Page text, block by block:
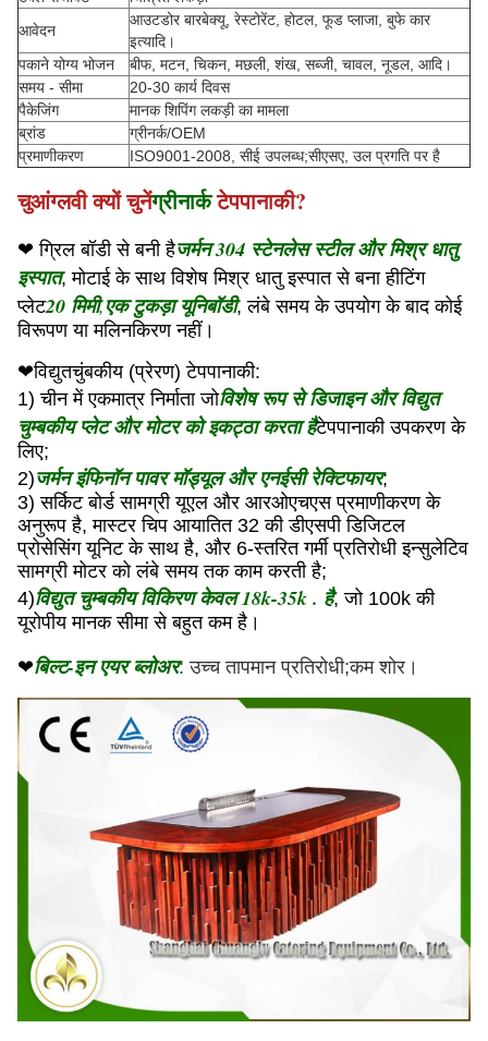
आवेदन
आउटडोर बारबेक्यू, रेस्टोरेंट, होटल, फूड प्लाजा, बुफे कार
इत्यादि।
पकाने योग्य भोजन
बीफ, मटन, चिकन, मछली, शंख, सब्जी, चावल, नूडल, आदि।
समय - सीमा
20-30 कार्य दिवस
पैकेजिंग
मानक शिपिंग लकड़ी का मामला
ब्रांड
ग्रीनर्क/OEM
प्रमाणीकरण
ISO9001-2008, सीई उपलब्ध;सीएसए, उल प्रगति पर है
चुआंग्लवी क्यों चुनेंग्रीनार्कटेपपानाकी?
❤ ग्रिल बॉडी से बनी हैजर्मन 304 स्टेनलेस स्टील और मिश्र धातु
इस्पात, मोटाई के साथ विशेष मिश्र धातु इस्पात से बना हीटिंग
प्लेट20 मिमी,एक टुकड़ा यूनिबॉडी, लंबे समय के उपयोग के बाद कोई
विरूपण या मलिनकिरण नहीं।
❤विद्युतचुंबकीय (प्रेरण) टेपपानाकी:
1) चीन में एकमात्र निर्माता जोविशेष रूप से डिजाइन और विद्युत
चुम्बकीय प्लेट और मोटर को इकट्ठा करता हैटेपपानाकी उपकरण के
लिए;
2)जर्मन इंफिनॉन पावर मॉड्यूल और एनईसी रेक्टिफायर;
3) सर्किट बोर्ड सामग्री यूएल और आरओएचएस प्रमाणीकरण के
अनुरूप है, मास्टर चिप आयातित 32 की डीएसपी डिजिटल
प्रोसेसिंग यूनिट के साथ है, और 6-स्तरित गर्मी प्रतिरोधी इन्सुलेटिव
सामग्री मोटर को लंबे समय तक काम करती है;
4)विद्युत चुम्बकीय विकिरण केवल 18k-35k . है, जो 100k की
यूरोपीय मानक सीमा से बहुत कम है।
❤बिल्ट-इन एयर ब्लोअर: उच्च तापमान प्रतिरोधी;कम शोर।